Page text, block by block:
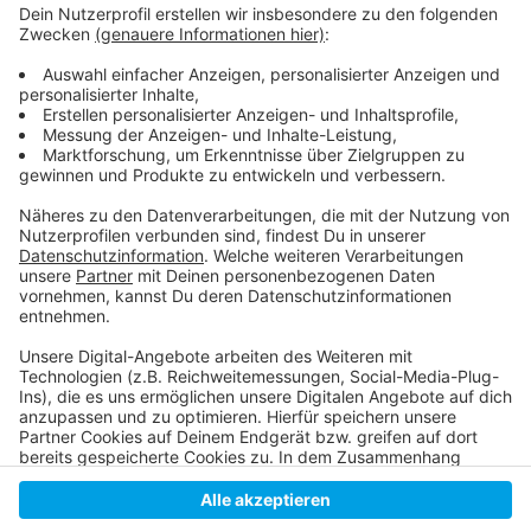
Weitere Infos und Links zum Thema
Alle Infos zum langen Abend der Studienberatung
Anzeige
Anzeige